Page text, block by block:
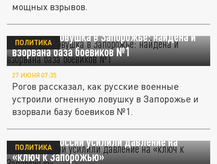
мощных взрывов.
Огненная ловушка в Запорожье: найдена и
взорвана база боевиков №1
ПОЛИТИКА
27 ИЮНЯ 07:35
Рогов рассказал, как русские военные
устроили огненную ловушку в Запорожье и
взорвали базу боевиков №1.
"ВХ": ВС России усилили давление на
«ключ к Запорожью»
ПОЛИТИКА